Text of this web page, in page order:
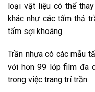
loại vật liệu có thể
khác như các tấm thả
tấm sợi khoáng.
Trần nhựa có các mẫu
với hơn 99 lớp film đa
trong việc trang trí trần.